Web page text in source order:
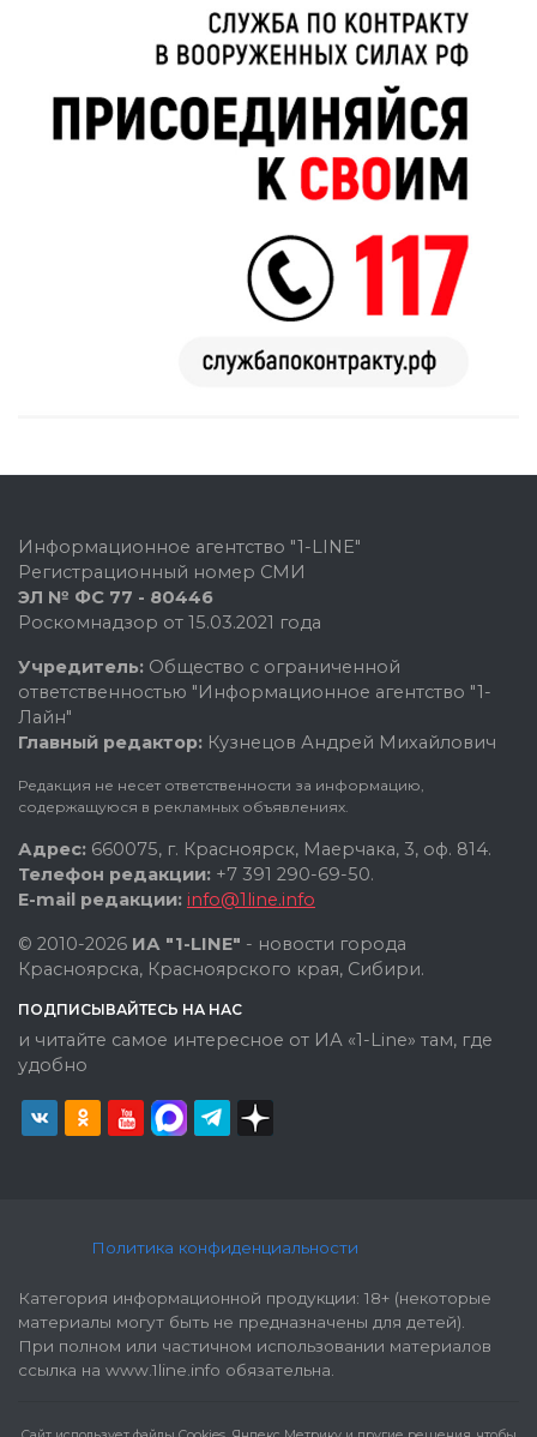
Информационное агентство "1-LINE"
Регистрационный номер СМИ
ЭЛ № ФС 77 - 80446
Роскомнадзор от 15.03.2021 года
Учредитель: Общество с ограниченной
ответственностью "Информационное агентство "1-
Лайн"
Главный редактор: Кузнецов Андрей Михайлович
Редакция не несет ответственности за информацию,
содержащуюся в рекламных объявлениях.
Адрес: 660075, г. Красноярск, Маерчака, 3, оф. 814.
Телефон редакции: +7 391 290-69-50.
E-mail редакции: info@1line.info
© 2010-2026 ИА "1-LINE" - новости города
Красноярска, Красноярского края, Сибири.
ПОДПИСЫВАЙТЕСЬ НА НАС
и читайте самое интересное от ИА «1-Line» там, где
удобно
Политика конфиденциальности
Категория информационной продукции: 18+ (некоторые
материалы могут быть не предназначены для детей).
При полном или частичном использовании материалов
ссылка на www.1line.info обязательна.